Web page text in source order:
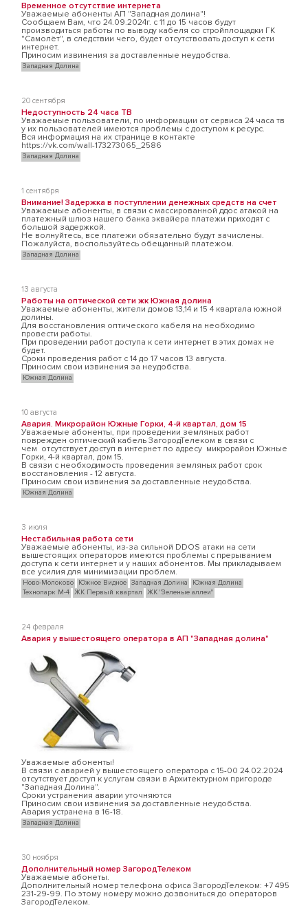
Временное отсутствие интернета
Уважаемые абоненты АП "Западная долина"!
Сообщаем Вам, что 24.09.2024г. с 11 до 15 часов будут
производиться работы по выводу кабеля со стройплощадки ГК
"Самолёт", в следствии чего, будет отсутствовать доступ к сети
интернет.
Приносим извинения за доставленные неудобства.
Западная Долина
20 сентября
Недоступность 24 часа ТВ
Уважаемые пользователи, по информации от сервиса 24 часа тв
у их пользователей имеются проблемы с доступом к ресурс.
Вся информация на их странице в контакте
https://vk.com/wall-173273065_2586
Западная Долина
1 сентября
Внимание! Задержка в поступлении денежных средств на счет
Уважаемые абоненты, в связи с массированной ддос атакой на
платежный шлюз нашего банка эквайера платежи приходят с
большой задержкой.
Не волнуйтесь, все платежи обязательно будут зачислены.
Пожалуйста, воспользуйтесь обещанный платежом.
Западная Долина
13 августа
Работы на оптической сети жк Южная долина
Уважаемые абоненты, жители домов 13,14 и 15 4 квартала южной
долины.
Для восстановления оптического кабеля на необходимо
провести работы.
При проведении работ доступа к сети интернет в этих домах не
будет.
Сроки проведения работ с 14 до 17 часов 13 августа.
Приносим свои извинения за неудобства.
Южная Долина
10 августа
Авария. Микрорайон Южные Горки, 4-й квартал, дом 15
Уважаемые абоненты, при проведении земляных работ
поврежден оптический кабель ЗагородТелеком в связи с
чем отсутствует доступ в интернет по адресу микрорайон Южные
Горки, 4-й квартал, дом 15.
В связи с необходимость проведения земляных работ срок
восстановления - 12 августа.
Приносим свои извинения за доставленные неудобства.
Южная Долина
3 июля
Нестабильная работа сети
Уважаемые абоненты, из-за сильной DDOS атаки на сети
вышестоящих операторов имеются проблемы с прерыванием
доступа к сети интернет и у наших абонентов. Мы прикладываем
все усилия для минимизации проблем.
Ново-Молоково Южное Видное Западная Долина
Южная Долина
Технопарк М-4 ЖК Первый квартал ЖК "Зеленые аллеи"
24 февраля
Авария у вышестоящего оператора в АП "Западная долина"
Уважаемые абоненты!
В связи с аварией у вышестоящего оператора с 15-00 24.02.2024
отсутствует доступ к услугам связи в Архитектурном пригороде
"Западная Долина".
Сроки устранения аварии уточняются
Приносим свои извинения за доставленные неудобства.
Авария устранена в 16-18.
Западная Долина
30 ноября
Дополнительный номер ЗагородТелеком
Уважаемые абонеты.
Дополнительный номер телефона офиса ЗагородТелеком: +7 495
231-29-99. По этому номеру можно дозвониться до операторов
ЗагородТелеком.